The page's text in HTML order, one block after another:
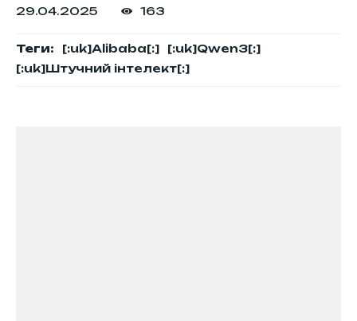
29.04.2025 163
Теги: [:uk]Alibaba[:]
[:uk]Qwen3[:]
[:uk]Штучний інтелект[:]